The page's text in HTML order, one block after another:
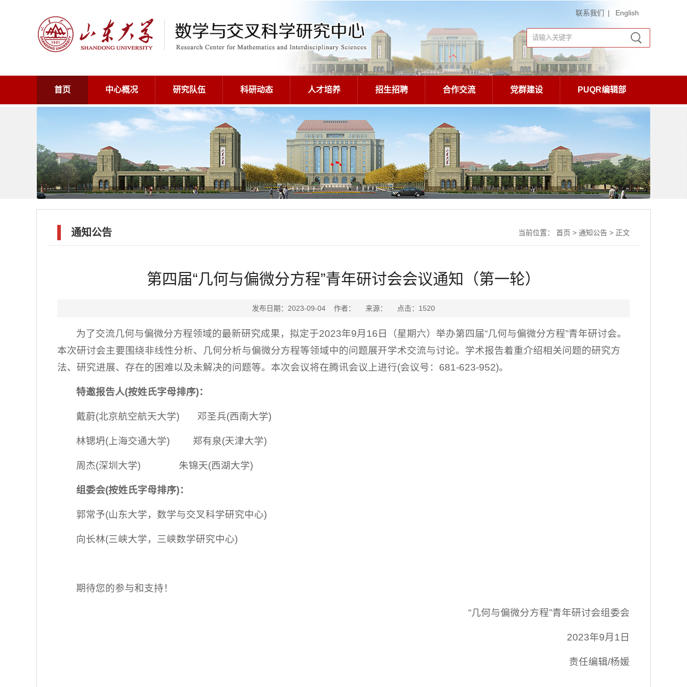
联系我们 | English
首页 中心概况 研究队伍 科研动态 人才培养 招生招聘 合作交流 党群建设 PUQR编辑部
通知公告 当前位置： 首页 > 通知公告 > 正文
第四届“几何与偏微分方程”青年研讨会会议通知（第一轮）
发布日期：2023-09-04 作者： 来源： 点击： 1520
为了交流几何与偏微分方程领域的最新研究成果，拟定于2023年9月16日（星期六）举办第四届“几何与偏微分方程”青年研讨会。
本次研讨会主要围绕非线性分析、几何分析与偏微分方程等领域中的问题展开学术交流与讨论。学术报告着重介绍相关问题的研究方
法、研究进展、存在的困难以及未解决的问题等。本次会议将在腾讯会议上进行(会议号：681-623-952)。
特邀报告人(按姓氏字母排序)：
戴蔚(北京航空航天大学) 邓圣兵(西南大学)
林锶坍(上海交通大学) 郑有泉(天津大学)
周杰(深圳大学) 朱锦天(西湖大学)
组委会(按姓氏字母排序)：
郭常予(山东大学，数学与交叉科学研究中心)
向长林(三峡大学，三峡数学研究中心)
期待您的参与和支持！
“几何与偏微分方程”青年研讨会组委会
2023年9月1日
责任编辑/杨媛